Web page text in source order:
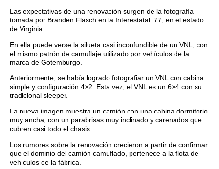
Las expectativas de una renovación surgen de la fotografía
tomada por Branden Flasch en la Interestatal I77, en el estado
de Virginia.
En ella puede verse la silueta casi inconfundible de un VNL, con
el mismo patrón de camuflaje utilizado por vehículos de la
marca de Gotemburgo.
Anteriormente, se había logrado fotografiar un VNL con cabina
simple y configuración 4×2. Esta vez, el VNL es un 6×4 con su
tradicional sleeper.
La nueva imagen muestra un camión con una cabina dormitorio
muy ancha, con un parabrisas muy inclinado y carenados que
cubren casi todo el chasis.
Los rumores sobre la renovación crecieron a partir de confirmar
que el dominio del camión camuflado, pertenece a la flota de
vehículos de la fábrica.